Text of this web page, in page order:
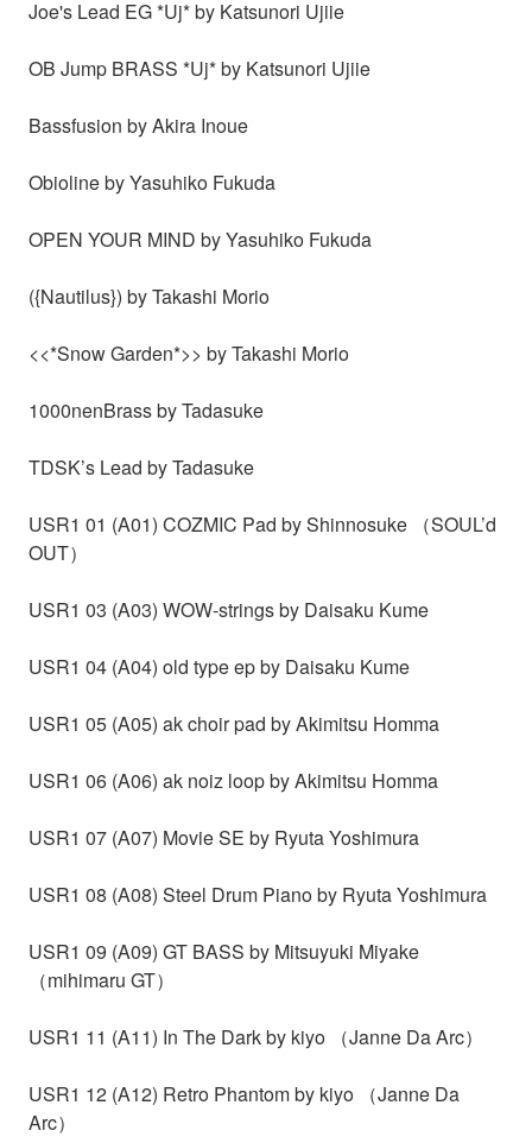
Joe's Lead EG *Uj* by Katsunori Ujiie
OB Jump BRASS *Uj* by Katsunori Ujiie
Bassfusion by Akira Inoue
Obioline by Yasuhiko Fukuda
OPEN YOUR MIND by Yasuhiko Fukuda
({Nautilus}) by Takashi Morio
<<*Snow Garden*>> by Takashi Morio
1000nenBrass by Tadasuke
TDSK’s Lead by Tadasuke
USR1 01 (A01) COZMIC Pad by Shinnosuke （SOUL’d
OUT）
USR1 03 (A03) WOW-strings by Daisaku Kume
USR1 04 (A04) old type ep by Daisaku Kume
USR1 05 (A05) ak choir pad by Akimitsu Homma
USR1 06 (A06) ak noiz loop by Akimitsu Homma
USR1 07 (A07) Movie SE by Ryuta Yoshimura
USR1 08 (A08) Steel Drum Piano by Ryuta Yoshimura
USR1 09 (A09) GT BASS by Mitsuyuki Miyake
（mihimaru GT）
USR1 11 (A11) In The Dark by kiyo （Janne Da Arc）
USR1 12 (A12) Retro Phantom by kiyo （Janne Da
Arc）